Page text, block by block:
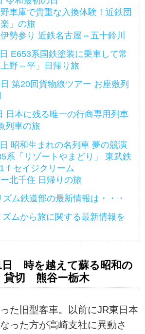
車庫で貴重な入換体験！近鉄団
」の旅
勢参り 近鉄名古屋⇔五十鈴川
E653系国鉄塗装に乗車して常
野⇔平」日帰り旅
第20回貨物線ツアー お座敷列
日本に残る唯一の行商専用列車
列車の旅
昭和生まれの名列車 夢の競演
系「リゾートやまどり」 東武鉄
ｆセイジクリーム
ー北千住 日帰りの旅
ム鉄道部の最新情報は・・・
ズムから旅に関する最新情報を
日 時を越えて蘇る昭和の
貸切 熊谷ー栃木
た旧型客車。以前にJR東日本
った方が高崎支社に異動さ